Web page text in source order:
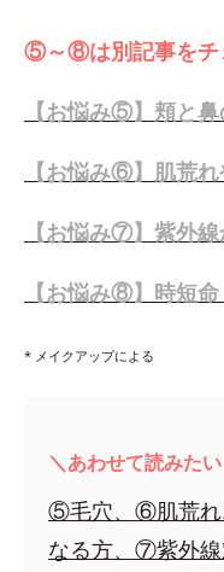
⑤～⑧は別記事をチ
【お悩み⑤】頬と
【お悩み⑥】肌荒
【お悩み⑦】紫外
【お悩み⑧】時短
* メイクアップによる
＼あわせて読みた
⑤毛穴、⑥肌荒れ
なる方、⑦紫外